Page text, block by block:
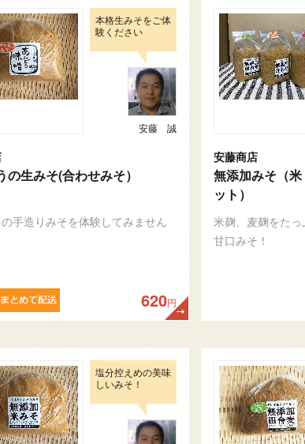
本格生みそをご体
験ください
安藤 誠
の生みそ(合わせみそ）
手造りみそを体験してみません
620円
安藤商店
無添加みそ（
ット）
米麹、麦麹をた
甘口みそ！
塩分控えめの美味
しいみそ！